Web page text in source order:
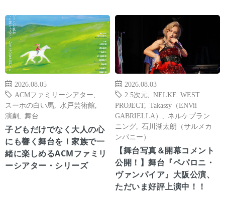
2026.08.05
ACMファミリーシアター
スーホの白い馬
水戸芸術館
演劇
舞台
子どもだけでなく大人の心
にも響く舞台を！家族で一
緒に楽しめるACMファミリ
ーシアター・シリーズ
2026.08.03
2.5次元
NELKE WEST
PROJECT, Takassy（ENVii
GABRIELLA）
ネルケプラン
ニング
石川湖太朗（サルメカ
ンパニー）
【舞台写真＆開幕コメント
公開！】舞台『ペパロニ・
ヴァンパイア』大阪公演、
ただいま好評上演中！！